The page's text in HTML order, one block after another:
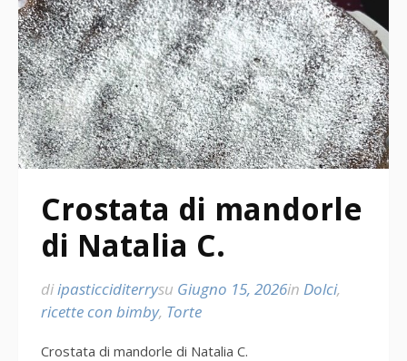
Crostata di mandorle
di Natalia C.
diipasticciditerrysu Giugno 15, 2026in Dolci,
ricette con bimby, Torte
Crostata di mandorle di Natalia C.